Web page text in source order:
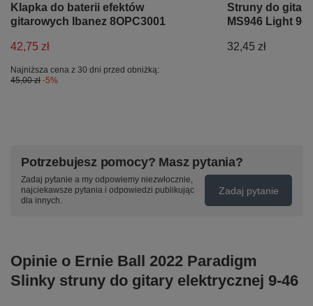
Klapka do baterii efektów
gitarowych Ibanez 8OPC3001
42,75 zł
Najniższa cena z 30 dni przed obniżką:
45,00 zł -5%
Struny do
MS946 Light 9-
32,45 zł
Potrzebujesz pomocy? Masz pytania?
Zadaj pytanie a my odpowiemy niezwłocznie,
najciekawsze pytania i odpowiedzi publikując
dla innych.
Zadaj pytanie
Opinie o Ernie Ball 2022 Paradigm
Slinky struny do gitary elektrycznej 9-46